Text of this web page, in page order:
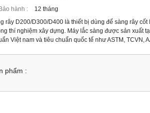
Bảo hành :
12 tháng
rây D200/D300/D400 là thiết bị dùng để sàng rây cốt
thí nghiệm xây dựng. Máy lắc sàng được sản xuất
Việt nam và tiêu chuẩn quốc tế như ASTM, TCVN,
phẩm :